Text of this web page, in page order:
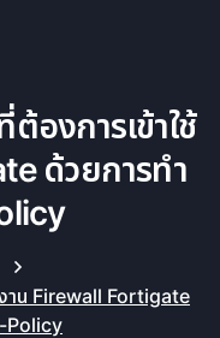
องการเข้าใช้
ด้วยการทำ
าน Firewall Fortigate
Policy